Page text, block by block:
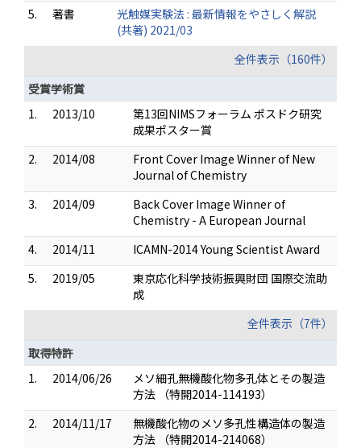
5.
著書
光触媒実験法 : 最新情報をやさしく解説
(共著) 2021/03
全件表示（160件）
受賞学術賞
1.
2013/10
第13回NIMSフォーラム ポスドク研究
成果ポスター賞
2.
2014/08
Front Cover Image Winner of New
Journal of Chemistry
3.
2014/09
Back Cover Image Winner of
Chemistry - A European Journal
4.
2014/11
ICAMN-2014 Young Scientist Award
5.
2019/05
東京応化科学技術振興財団 国際交流助
成
全件表示（7件）
取得特許
1.
2014/06/26
メソ細孔無機酸化物多孔体とその製造
方法 （特開2014-114193）
2.
2014/11/17
無機酸化物のメソ多孔性構造体の製造
方法 （特開2014-214068）